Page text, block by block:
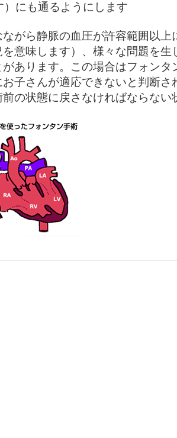
）にも通るようにします
がら静脈の血圧が許容範囲以上
意味します）、様々な問題を生
あります。この場合はフォンタ
子さんが適応できないと判断
前の状態に戻さなければならな